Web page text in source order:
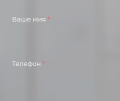
Ваше имя *
Телефон *